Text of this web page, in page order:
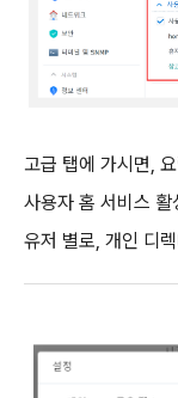
고급 탭에 가시면,
사용자 홈 서비스
유저 별로, 개인 디